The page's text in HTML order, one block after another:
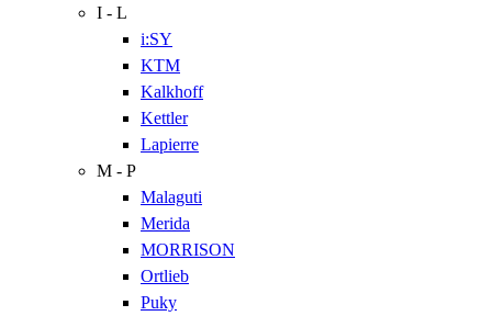
I - L
i:SY
KTM
Kalkhoff
Kettler
Lapierre
M - P
Malaguti
Merida
MORRISON
Ortlieb
Puky